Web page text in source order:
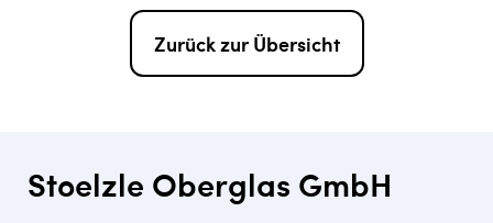
Zurück zur Übersicht
Stoelzle Oberglas GmbH